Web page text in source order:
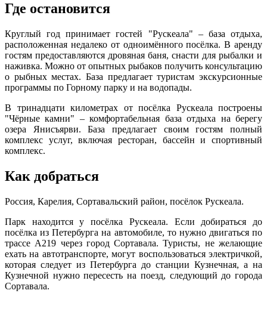
Где остановится
Круглый год принимает гостей "Рускеала" ‒ база отдыха,
расположенная недалеко от одноимённого посёлка. В аренду
гостям предоставляются дровяная баня, снасти для рыбалки и
наживка. Можно от опытных рыбаков получить консультацию
о рыбных местах. База предлагает туристам экскурсионные
программы по Горному парку и на водопады.
В тринадцати километрах от посёлка Рускеала построены
"Чёрные камни" ‒ комфортабельная база отдыха на берегу
озера Янисъярви. База предлагает своим гостям полный
комплекс услуг, включая ресторан, бассейн и спортивный
комплекс.
Как добраться
Россия, Карелия, Сортавальский район, посёлок Рускеала.
Парк находится у посёлка Рускеала. Если добираться до
посёлка из Петербурга на автомобиле, то нужно двигаться по
трассе А219 через город Сортавала. Туристы, не желающие
ехать на автотранспорте, могут воспользоваться электричкой,
которая следует из Петербурга до станции Кузнечная, а на
Кузнечной нужно пересесть на поезд, следующий до города
Сортавала.